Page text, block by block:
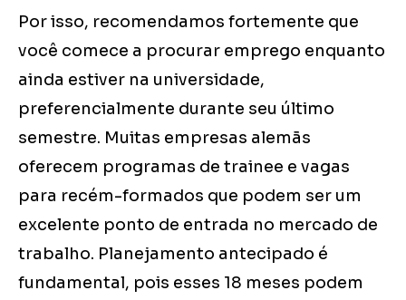
Por isso, recomendamos fortemente que
você comece a procurar emprego enquanto
ainda estiver na universidade,
preferencialmente durante seu último
semestre. Muitas empresas alemãs
oferecem programas de trainee e vagas
para recém-formados que podem ser um
excelente ponto de entrada no mercado de
trabalho. Planejamento antecipado é
fundamental, pois esses 18 meses podem